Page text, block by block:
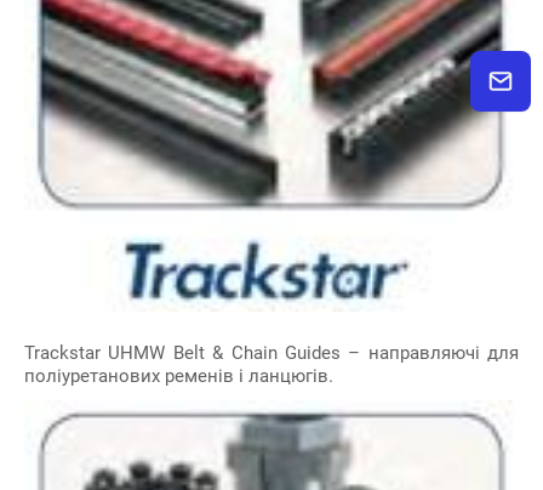
Trackstar UHMW Belt & Chain Guides – направляючі для
поліуретанових ременів і ланцюгів.